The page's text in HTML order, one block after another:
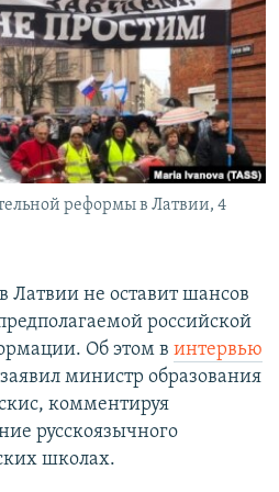
реформы в Латвии, 4
Латвии не оставит шансов
российской
Об этом в интервью
министр образования
комментируя
русскоязычного
школах.